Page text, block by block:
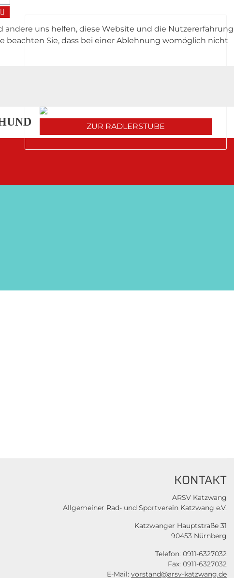
UNSERE RADLERSTUBE KOCHT
ZUR RADLERSTUBE
KONTAKT
ARSV Katzwang
Allgemeiner Rad- und Sportverein Katzwang e.V.
Katzwanger Hauptstraße 31
90453 Nürnberg
Telefon: 0911-6327032
Fax: 0911-6327032
E-Mail: vorstand@arsv-katzwang.de
uns helfen, diese Website und die Nutzererfahrung
beachten Sie, dass bei einer Ablehnung womöglich nicht